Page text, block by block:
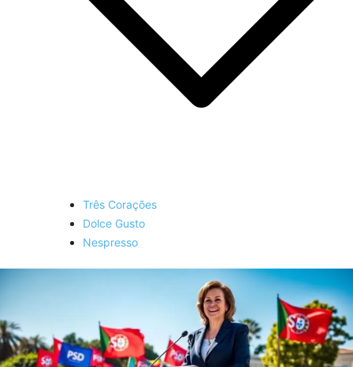
Três Corações
Dolce Gusto
Nespresso